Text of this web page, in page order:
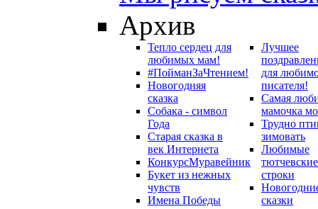
Архив
Тепло сердец для
любимых мам!
#ПойманЗаЧтением!
Новогодняя
сказка
Собака - символ
Года
Старая сказка в
век Интернета
КонкурсМуравейник
Букет из нежных
чувств
Имена Победы
Лучшее
для
писателя!
Самая
мамочка
Трудно
зимовать
Любимые
тютчевские
строки
сказки